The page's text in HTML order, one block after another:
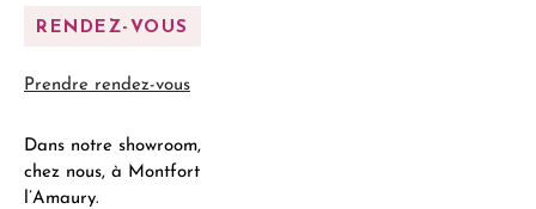
RENDEZ-VOUS
Prendre rendez-vous
Dans notre showroom,
chez nous, à Montfort
l’Amaury.